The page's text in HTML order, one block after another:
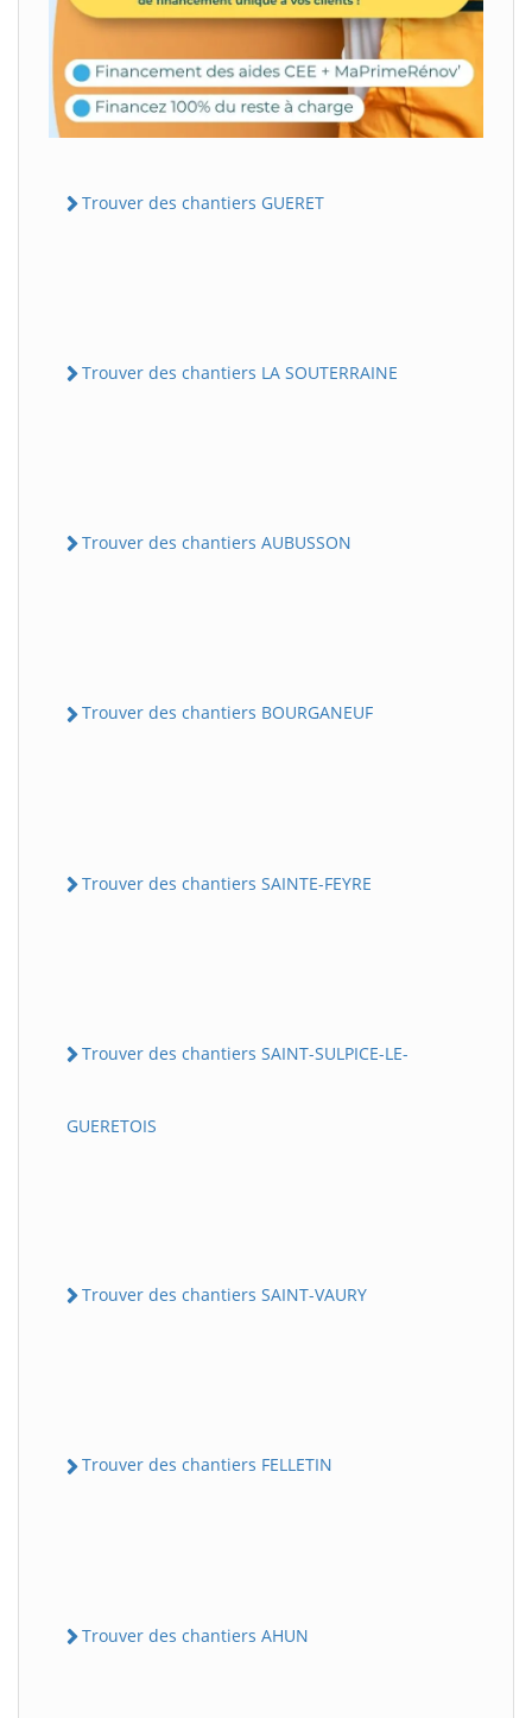
Trouver des chantiers GUERET
Trouver des chantiers LA SOUTERRAINE
Trouver des chantiers AUBUSSON
Trouver des chantiers BOURGANEUF
Trouver des chantiers SAINTE-FEYRE
Trouver des chantiers SAINT-SULPICE-LE-
GUERETOIS
Trouver des chantiers SAINT-VAURY
Trouver des chantiers FELLETIN
Trouver des chantiers AHUN